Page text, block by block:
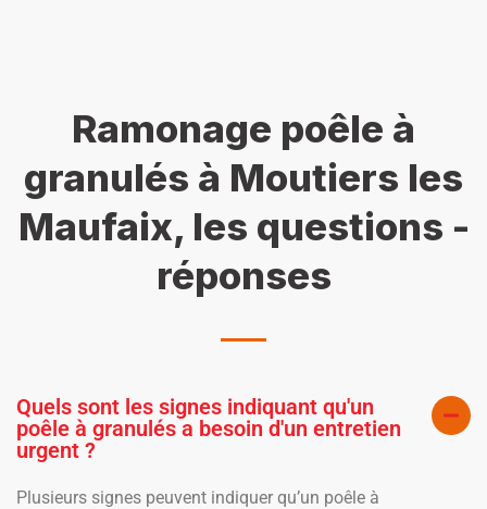
Ramonage poêle à
granulés à Moutiers les
Maufaix, les questions -
réponses
Quels sont les signes indiquant qu'un
poêle à granulés a besoin d'un entretien
urgent ?
Plusieurs signes peuvent indiquer qu’un poêle à